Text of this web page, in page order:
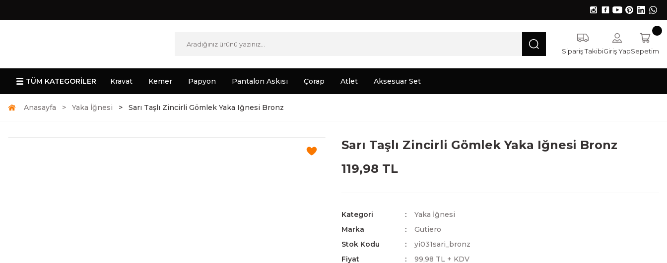
Sipariş TakibiGiriş YapSepetim
TÜM KATEGORİLER Kravat Kemer Papyon Pantalon Askısı Çorap Atlet Aksesuar Set
Anasayfa Yaka İğnesi Sarı Taşlı Zincirli Gömlek Yaka Iğnesi Bronz
Sarı Taşlı Zincirli Gömlek Yaka Iğnesi Bronz
119,98 TL
Kategori
Yaka İğnesi
Marka
Gutiero
Stok Kodu
yi031sari_bronz
Fiyat
99,98 TL + KDV